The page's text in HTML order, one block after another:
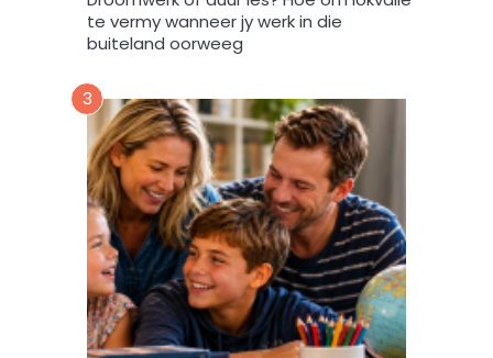
F
o
r
u
m
m
y
d
a
a
m
a
g
v
te vermy wanneer jy werk in die
buiteland oorweeg
3